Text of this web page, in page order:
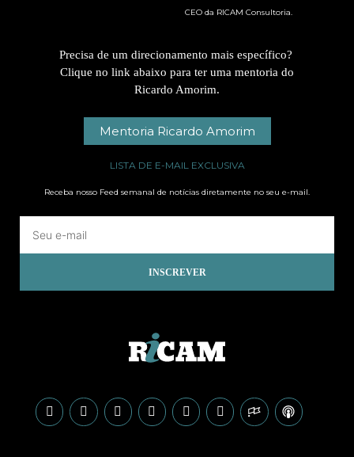
CEO da RICAM Consultoria.
Precisa de um direcionamento mais específico?
Clique no link abaixo para ter uma mentoria do
Ricardo Amorim.
Mentoria Ricardo Amorim
LISTA DE E-MAIL EXCLUSIVA
Receba nosso Feed semanal de notícias diretamente no seu e-mail.
INSCREVER